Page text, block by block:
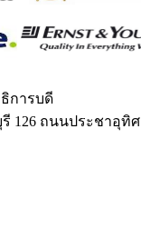
การบดี
126 ถนนประชาอุทิ